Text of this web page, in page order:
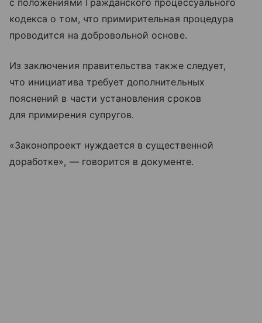
кодекса о том, что примирительная процедура
проводится на добровольной основе.
Из заключения правительства также следует,
что инициатива требует дополнительных
пояснений в части установления сроков
для примирения супругов.
«Законопроект нуждается в существенной
доработке», — говорится в документе.